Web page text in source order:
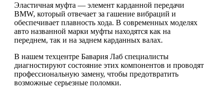
Эластичная муфта — элемент карданной передачи
BMW, который отвечает за гашение вибраций и
обеспечивает плавность хода. В современных моделях
авто названной марки муфты находятся как на
переднем, так и на заднем карданных валах.
В нашем техцентре Бавария Лаб специалисты
диагностируют состояние этих компонентов и проводят
профессиональную замену, чтобы предотвратить
возможные серьезные поломки.